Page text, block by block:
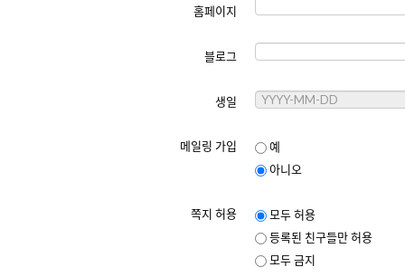
사이트는 다음과 같은 개인정보를 수집합니다:
홈페이지
블로그
생일
메일링 가입
예
아니오
쪽지 허용
모두 허용
등록된 친구들만 허용
모두 금지